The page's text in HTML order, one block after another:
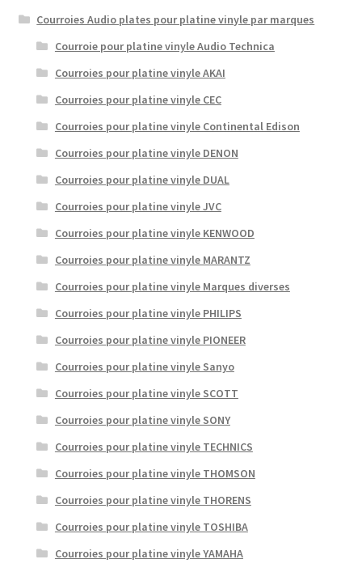
Courroies Audio plates pour platine vinyle par marques
Courroie pour platine vinyle Audio Technica
Courroies pour platine vinyle AKAI
Courroies pour platine vinyle CEC
Courroies pour platine vinyle Continental Edison
Courroies pour platine vinyle DENON
Courroies pour platine vinyle DUAL
Courroies pour platine vinyle JVC
Courroies pour platine vinyle KENWOOD
Courroies pour platine vinyle MARANTZ
Courroies pour platine vinyle Marques diverses
Courroies pour platine vinyle PHILIPS
Courroies pour platine vinyle PIONEER
Courroies pour platine vinyle Sanyo
Courroies pour platine vinyle SCOTT
Courroies pour platine vinyle SONY
Courroies pour platine vinyle TECHNICS
Courroies pour platine vinyle THOMSON
Courroies pour platine vinyle THORENS
Courroies pour platine vinyle TOSHIBA
Courroies pour platine vinyle YAMAHA